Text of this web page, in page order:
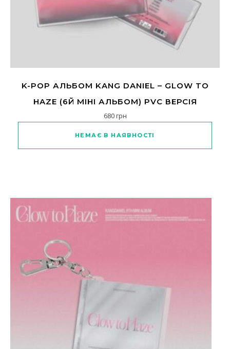
K-POP АЛЬБОМ KANG DANIEL – GLOW TO
HAZE (6Й МІНІ АЛЬБОМ) PVC ВЕРСІЯ
680грн
НЕМАЄ В НАЯВНОСТІ